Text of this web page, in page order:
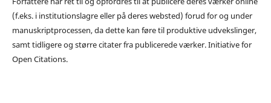
(f.eks. i institutionslagre eller på deres websted) forud for og under
manuskriptprocessen, da dette kan føre til produktive udvekslinger,
samt tidligere og større citater fra publicerede værker. Initiative for
Open Citations.